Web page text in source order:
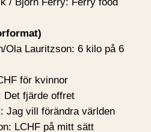
Lauritzson: 6 kilo på 6
för kvinnor
fjärde offret
vill förändra världen
LCHF på mitt sätt